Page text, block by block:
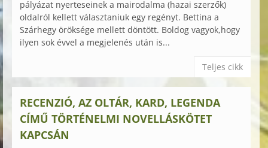
pályázat nyerteseinek a mairodalma (hazai szerzők)
oldalról kellett választaniuk egy regényt. Bettina a
Szárhegy öröksége mellett döntött. Boldog vagyok,hogy
ilyen sok évvel a megjelenés után is...
Teljes cikk
RECENZIÓ, AZ OLTÁR, KARD, LEGENDA
CÍMŰ TÖRTÉNELMI NOVELLÁSKÖTET
KAPCSÁN